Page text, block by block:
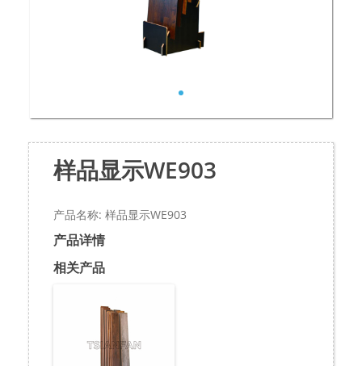
样品显示WE903
产品名称: 样品显示WE903
产品详情
相关产品